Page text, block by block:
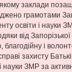
заклади
грамотами
освіти і науки
від
і
захисту
науки ЗМР за